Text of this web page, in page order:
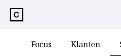
inhoud
Focus Klanten